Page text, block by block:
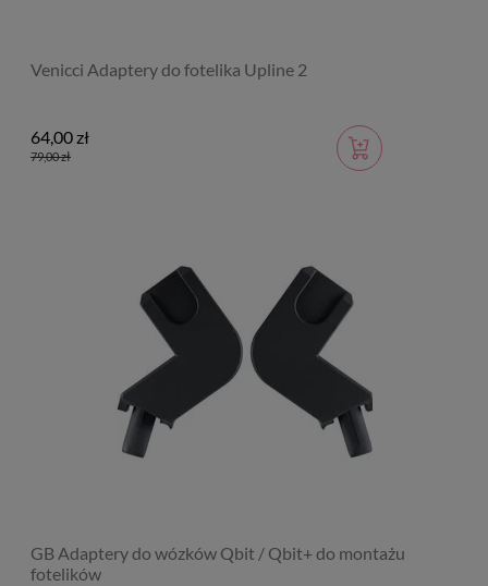
Venicci Adaptery do fotelika Upline 2
64,00 zł
79,00 zł
GB Adaptery do wózków Qbit / Qbit+ do montażu
fotelików